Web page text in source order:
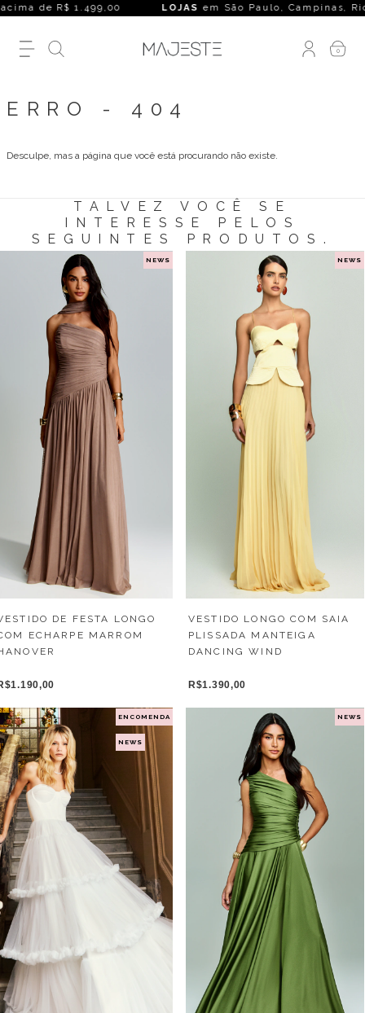
de R$ 1.499,00 LOJASem São Paulo, Campinas, Rio
0
ERRO - 404
Desculpe, mas a página que você está procurando não existe.
TALVEZ VOCÊ SE
INTERESSE PELOS
SEGUINTES PRODUTOS.
NEWS
DE FESTA LONGO
ECHARPE MARROM
NEWS
VESTIDO LONGO COM SAIA
PLISSADA MANTEIGA
DANCING WIND
R$1.390,00
ENCOMENDA
NEWS
NEWS